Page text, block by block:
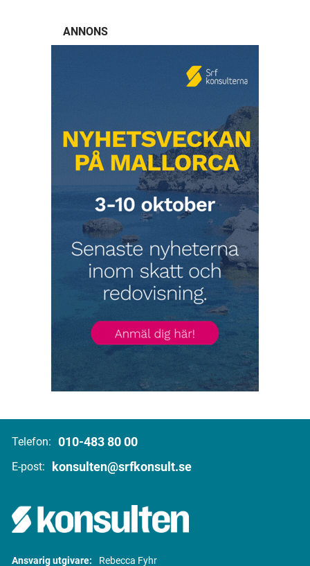
ANNONS
Telefon: 010-483 80 00
E-post: konsulten@srfkonsult.se
Ansvarig utgivare: Rebecca Fyhr